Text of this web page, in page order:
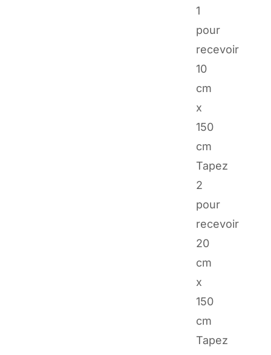
1
pour
recevoir
10
cm
x
150
cm
Tapez
2
pour
recevoir
20
cm
x
150
cm
Tapez